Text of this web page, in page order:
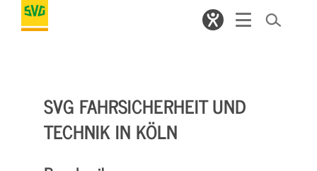
SVG FAHRSICHERHEIT UND
TECHNIK IN KÖLN